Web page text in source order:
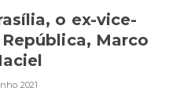
o ex-vice-
Marco
2021